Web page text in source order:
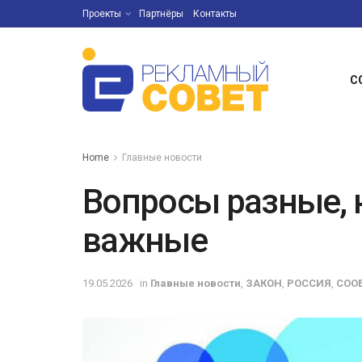
Проекты Партнёры Контакты
Home Главные новости
Вопросы разные,
важные
19.05.2026 in Главные новости ЗАКОН РОССИЯ